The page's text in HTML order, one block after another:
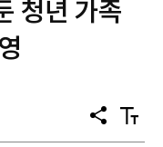
청년 가족
공
유
텍
스